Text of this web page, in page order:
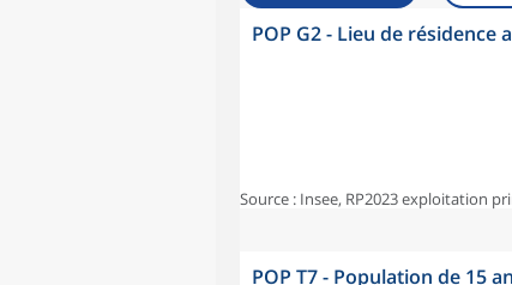
POP G2 - Lieu de
Source : Insee, RP2023 exploitation
POP T7 - Population de 15